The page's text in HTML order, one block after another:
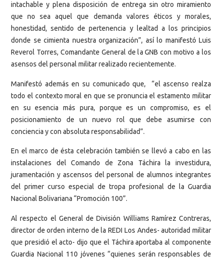
intachable y plena disposición de entrega sin otro miramiento
que no sea aquel que demanda valores éticos y morales,
honestidad, sentido de pertenencia y lealtad a los principios
donde se cimienta nuestra organización”, así lo manifestó Luis
Reverol Torres, Comandante General de la GNB con motivo a los
asensos del personal militar realizado recientemente.
Manifestó además en su comunicado que, “el ascenso realza
todo el contexto moral en que se pronuncia el estamento militar
en su esencia más pura, porque es un compromiso, es el
posicionamiento de un nuevo rol que debe asumirse con
conciencia y con absoluta responsabilidad”.
En el marco de ésta celebración también se llevó a cabo en las
instalaciones del Comando de Zona Táchira la investidura,
juramentación y ascensos del personal de alumnos integrantes
del primer curso especial de tropa profesional de la Guardia
Nacional Bolivariana “Promoción 100”.
Al respecto el General de División Williams Ramírez Contreras,
director de orden interno de la REDI Los Andes- autoridad militar
que presidió el acto- dijo que el Táchira aportaba al componente
Guardia Nacional 110 jóvenes “quienes serán responsables de